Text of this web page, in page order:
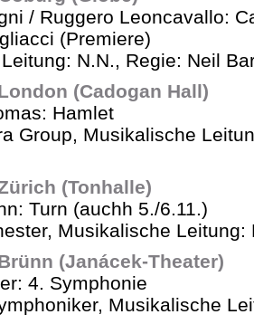
/ Ruggero Leoncavallo:
(Premiere)
N.N., Regie: Neil
(Cadogan Hall)
Hamlet
Group, Musikalische
(Tonhalle)
Turn (auchh 5./6.11.)
Musikalische Leitung:
(Janácek-Theater)
4. Symphonie
Musikalische